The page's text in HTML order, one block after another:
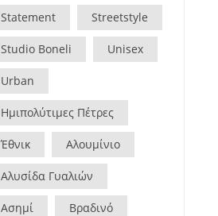
Statement Streetstyle
Studio Boneli Unisex
Urban
Ημιπολύτιμες Πέτρες
Έθνικ Αλουμίνιο
Αλυσίδα Γυαλιών
Ασημί Βραδινό